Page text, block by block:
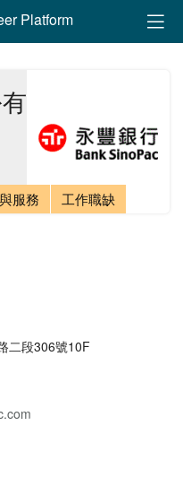
Platform
限公司
服務 工作職缺
二段306號10F